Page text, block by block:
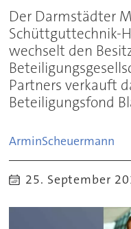
Der Darmstädter
Schüttguttechnik-
wechselt den
Partners verkauft
Beteiligungsfond
ArminScheuermann
25. September